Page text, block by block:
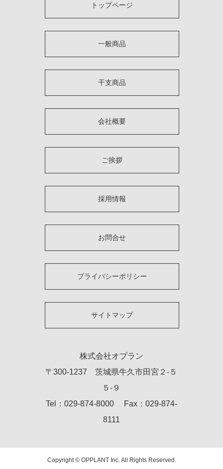
トップページ
一般商品
干支商品
会社概要
ご挨拶
採用情報
お問合せ
プライバシーポリシー
サイトマップ
株式会社オプラン
〒300-1237 茨城県牛久市田宮２-５
５-９
Tel：029-874-8000 Fax：029-874-
8111
Copyright © OPPLANT Inc. All Rights Reserved.